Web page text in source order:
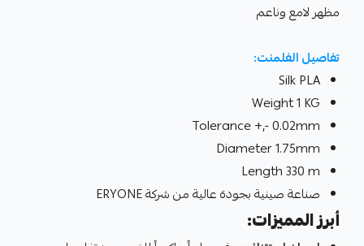
مظهر لامع وناعم
تفاصيل الفلمنت:
Silk PLA
Weight 1 KG
Tolerance +,- 0.02mm
Diameter 1.75mm
Length 330 m
صناعة صينية بجودة عالية من شركة ERYONE
أبرز المميزات: